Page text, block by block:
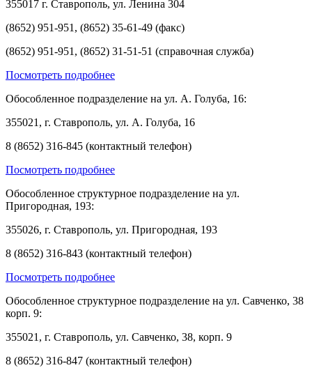
355017 г. Ставрополь, ул. Ленина 304
(8652) 951-951, (8652) 35-61-49 (факс)
(8652) 951-951, (8652) 31-51-51 (справочная служба)
Посмотреть подробнее
Обособленное подразделение на ул. А. Голуба, 16:
355021, г. Ставрополь, ул. А. Голуба, 16
8 (8652) 316-845 (контактный телефон)
Посмотреть подробнее
Обособленное структурное подразделение на ул.
Пригородная, 193:
355026, г. Ставрополь, ул. Пригородная, 193
8 (8652) 316-843 (контактный телефон)
Посмотреть подробнее
Обособленное структурное подразделение на ул. Савченко, 38
корп. 9:
355021, г. Ставрополь, ул. Савченко, 38, корп. 9
8 (8652) 316-847 (контактный телефон)